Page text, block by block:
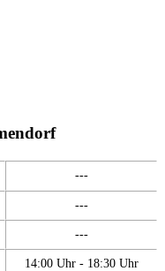
---
---
---
14:00 Uhr - 18:30 Uhr